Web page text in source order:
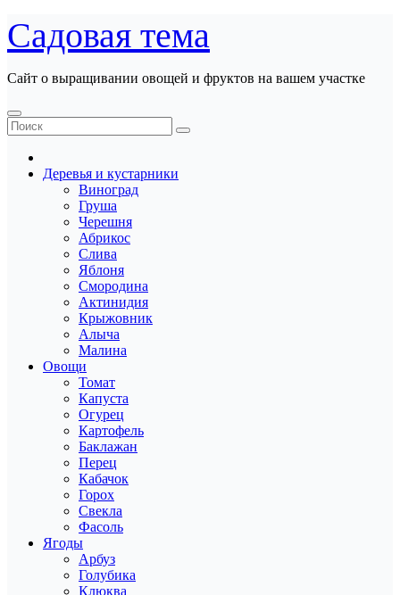
Перейти
к
содержанию
Садовая тема
Сайт о выращивании овощей и фруктов на вашем участке
Деревья и кустарники
Виноград
Груша
Черешня
Абрикос
Слива
Яблоня
Смородина
Актинидия
Крыжовник
Алыча
Малина
Овощи
Томат
Капуста
Огурец
Картофель
Баклажан
Перец
Кабачок
Горох
Свекла
Фасоль
Ягоды
Арбуз
Голубика
Клюква